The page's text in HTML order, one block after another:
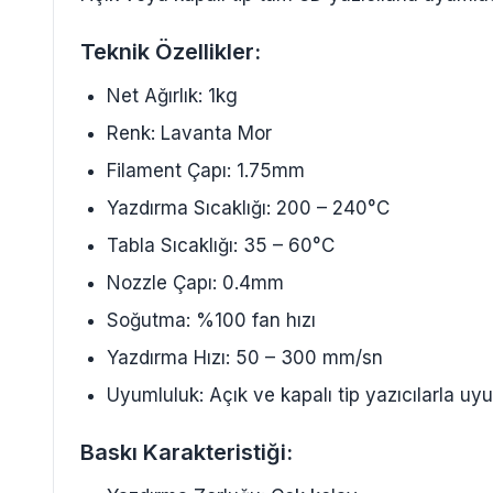
Teknik Özellikler:
Net Ağırlık: 1kg
Renk: Lavanta Mor
Filament Çapı: 1.75mm
Yazdırma Sıcaklığı: 200 – 240°C
Tabla Sıcaklığı: 35 – 60°C
Nozzle Çapı: 0.4mm
Soğutma: %100 fan hızı
Yazdırma Hızı: 50 – 300 mm/sn
Uyumluluk: Açık ve kapalı tip yazıcılarla
Baskı Karakteristiği: